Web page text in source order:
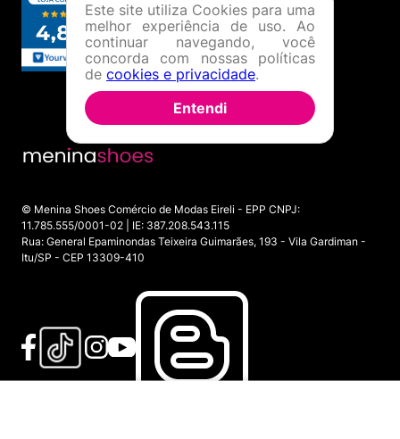
© Menina Shoes Comércio de Modas Eireli - EPP CNPJ:
11.785.555/0001-02 | IE: 387.208.543.115
Rua: General Epaminondas Teixeira Guimarães, 193 - Vila Gardiman -
Itu/SP - CEP 13309-410
Este site utiliza Cookies para uma
melhor experiência de uso. Ao
continuar navegando, você
concorda com nossas políticas
de cookies e privacidade.
Entendi